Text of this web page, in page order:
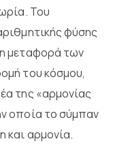
Του
φύσης
μεταφορά των
του κόσμου,
της «αρμονίας
οποία το σύμπαν
και αρμονία.